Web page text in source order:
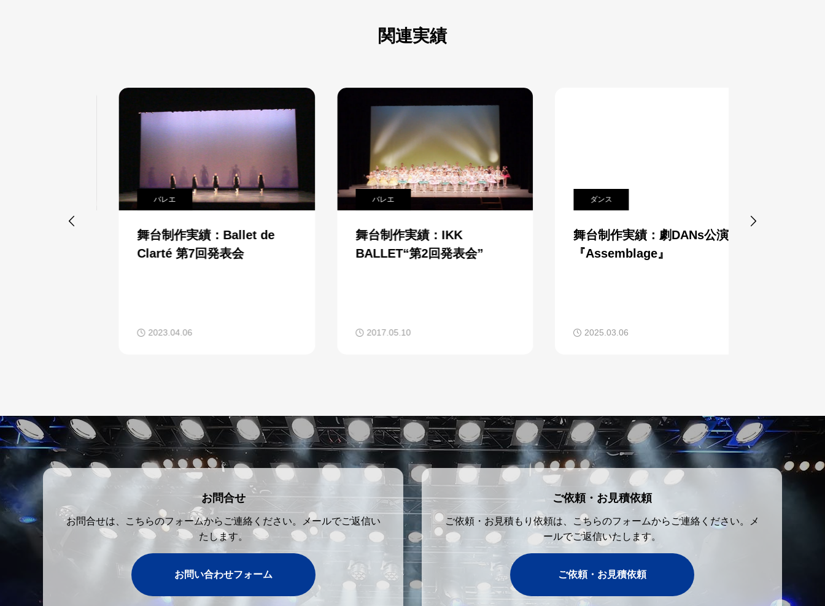
関連実績
バレエ
舞台制作実績：Ballet de
Clarté 第7回発表会
2023.04.06
バレエ
舞台制作実績：IKK
BALLET“第2回発表会”
2017.05.10
舞台制作実績：劇DANs公演
『Assemblage』
2025.03.06
 
お問合せ
お問合せは、こちらのフォームからご連絡ください。メールでご返信い
たします。
お問い合わせフォーム
ご依頼・お見積依頼
ご依頼・お見積もり依頼は、こちらのフォームからご連絡ください。メ
ールでご返信いたします。
ご依頼・お見積依頼